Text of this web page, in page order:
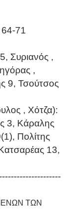
71
Συριανός ,
,
9, Τσούτσος
, Χότζα):
3, Κάραλης
Πολίτης
13,
ΤΩΝ